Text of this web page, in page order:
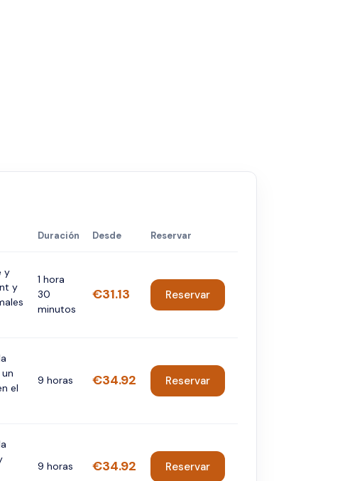
Duración Desde Reservar
y
y
1 hora
30
minutos
€31.13 Reservar
el
9 horas €34.92 Reservar
9 horas €34.92 Reservar